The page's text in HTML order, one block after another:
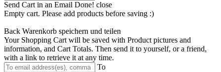
Send Cart in an Email Done! close
Empty cart. Please add products before saving :)
Back Warenkorb speichern und teilen
Your Shopping Cart will be saved with Product pictures and
information, and Cart Totals. Then send it to yourself, or a friend,
with a link to retrieve it at any time.
To